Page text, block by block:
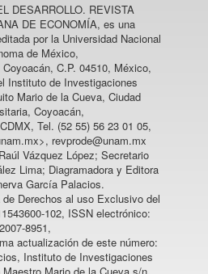
DESARROLLO. REVISTA
DE ECONOMÍA, es una
por la Universidad Nacional
de México,
C.P. 04510, México,
Instituto de Investigaciones
Mario de la Cueva, Ciudad
Coyoacán,
Tel. (52 55) 56 23 01 05,
revprode@unam.mx
Vázquez López; Secretario
Lima; Diagramadora y Editora
García Palacios.
Derechos al uso Exclusivo del
102, ISSN electrónico:
2007-8951,
actualización de este número:
Instituto de Investigaciones